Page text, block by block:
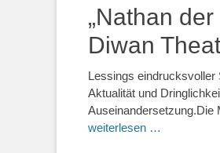
„Nathan
Diwan
Lessings eindrucksvoller
Aktualität und
Auseinandersetzung.Die
weiterlesen …